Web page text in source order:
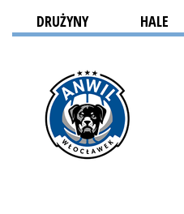
DRUŻYNY HALE